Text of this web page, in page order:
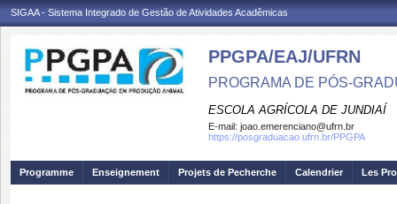
SIGAA - Sistema Integrado de Gestão de Atividades Acadêmicas
PPGPA/EAJ/UFRN
PROGRAMA DE PÓS-
ESCOLA AGRÍCOLA DE JUNDIAÍ
E-mail: joao.emerenciano@ufrn.br
https://posgraduacao.ufrn.br/PPGPA
Programme Enseignement Projets de Pecherche Calendrier Les